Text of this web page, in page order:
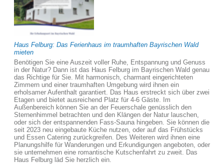
Haus Felburg: Das Ferienhaus im traumhaften Bayrischen Wald
mieten
Benötigen Sie eine Auszeit voller Ruhe, Entspannung und Genuss
in der Natur? Dann ist das Haus Felburg im Bayrischen Wald genau
das Richtige für Sie. Mit harmonisch, charmant eingerichteten
Zimmern und einer traumhaften Umgebung wird ihnen ein
erholsamer Aufenthalt garantiert. Das Haus erstreckt sich über zwei
Etagen und bietet ausreichend Platz für 4-6 Gäste. Im
Außenbereich können Sie an der Feuerschale genüsslich den
Sternenhimmel betrachten und den Klängen der Natur lauschen,
oder sich der entspannenden Fass-Sauna hingeben. Sie können die
seit 2023 neu eingebaute Küche nutzen, oder auf das Frühstücks
und Essen Catering zurückgreifen. Des Weiteren wird ihnen eine
Planungshilfe für Wanderungen und Erkundigungen angeboten, oder
sie unternehmen eine romantische Kutschenfahrt zu zweit. Das
Haus Felburg läd Sie herzlich ein.